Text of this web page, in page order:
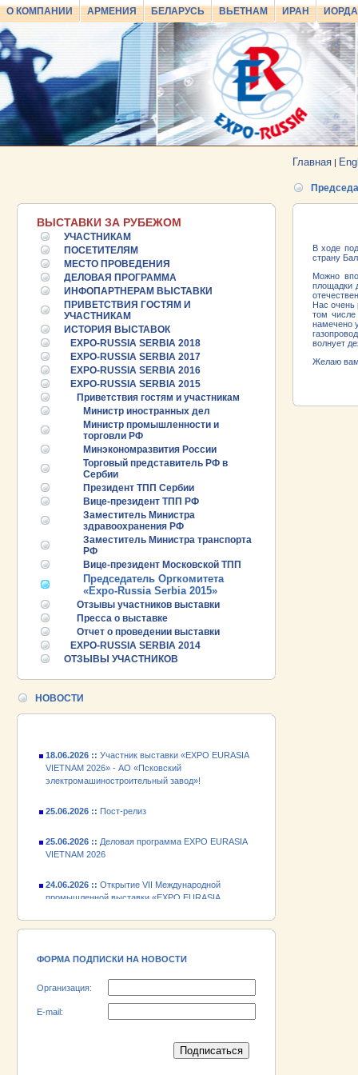
О КОМПАНИИ АРМЕНИЯ БЕЛАРУСЬ ВЬЕТНАМ ИРАН
Главная |
ВЫСТАВКИ ЗА РУБЕЖОМ
УЧАСТНИКАМ
ПОСЕТИТЕЛЯМ
МЕСТО ПРОВЕДЕНИЯ
ДЕЛОВАЯ ПРОГРАММА
ИНФОПАРТНЕРАМ ВЫСТАВКИ
ПРИВЕТСТВИЯ ГОСТЯМ И
УЧАСТНИКАМ
ИСТОРИЯ ВЫСТАВОК
EXPO-RUSSIA SERBIA 2018
EXPO-RUSSIA SERBIA 2017
EXPO-RUSSIA SERBIA 2016
EXPO-RUSSIA SERBIA 2015
Приветствия гостям и участникам
Министр иностранных дел
Министр промышленности и
торговли РФ
Минэкономразвития России
Торговый представитель РФ в
Сербии
Президент ТПП Сербии
Вице-президент ТПП РФ
Заместитель Министра
здравоохранения РФ
Заместитель Министра транспорта
РФ
Вице-президент Московской ТПП
Председатель Оргкомитета
«Expo-Russia Serbia 2015»
Отзывы участников выставки
Пресса о выставке
Отчет о проведении выставки
EXPO-RUSSIA SERBIA 2014
ОТЗЫВЫ УЧАСТНИКОВ
НОВОСТИ
25.06.2026 ::Пост-релиз
25.06.2026 :: Деловая программа EXPO EURASIA
VIETNAM 2026
24.06.2026 ::Открытие VII Международной
промышленной выставки «EXPO EURASIA
VIETNAM 2026» - АО «Псковский
электромашиностроительный завод»!
VIETNAM 2026
промышленной выставки «EXPO EURASIA
VIETNAM 2026»
ФОРМА ПОДПИСКИ НА НОВОСТИ
Организация:
E-mail:
В ходе
страну
Можно
площадки
Нас очень
том числе
намечено
волнует
Желаю вам